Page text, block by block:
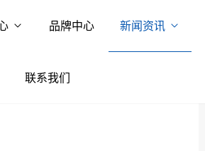
品牌中心 新闻资讯
联系我们